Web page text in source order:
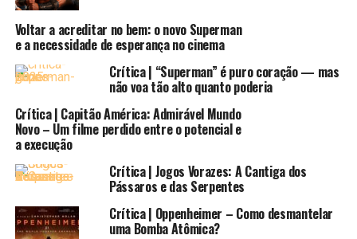
A trama se ambienta na América do Norte de 1717, mais
precisamente na Nação Comanche, focando na jovem
Naru (Amber Midthunder). Uma jovem índia que quer
mostrar a todos que é tão guerreira e forte como seu
irmão, onde sua grande ambição está nas caçadas por
território, enquanto todos a dizem que ela deve ser
apenas uma curandeira. Tentando provar o seu valor,
Naru sai em busca de um urso que atacou um membro de
sua tribo, mas logo descobre a presença de algo bem
pior, se deparando com o Predador alienígena, fazendo
Voltar a acreditar no bem: o novo Superman
e a necessidade de esperança no cinema
Crítica | “Superman” é puro coração — mas
não voa tão alto quanto poderia
Crítica | Capitão América: Admirável Mundo
Novo – Um filme perdido entre o potencial e
a execução
Crítica | Jogos Vorazes: A Cantiga dos
Pássaros e das Serpentes
Crítica | Oppenheimer – Como desmantelar
uma Bomba Atômica?